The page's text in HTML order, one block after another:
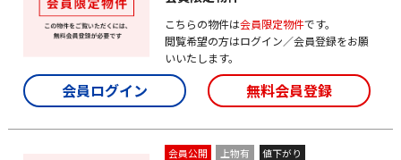
こちらの物件は会員限定物件です。
閲覧希望の方はログイン／会員登録をお願
いいたします。
会員ログイン 無料会員登録
会員公開 上物有 値下がり